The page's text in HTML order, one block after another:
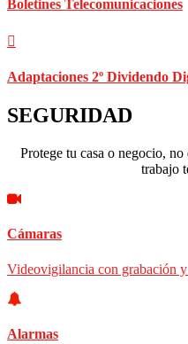
Boletines Telecomunicaciones
Adaptaciones 2º Dividendo
SEGURIDAD
Protege tu casa o negocio,
trabajo
Cámaras
Videovigilancia con grabación
Alarmas